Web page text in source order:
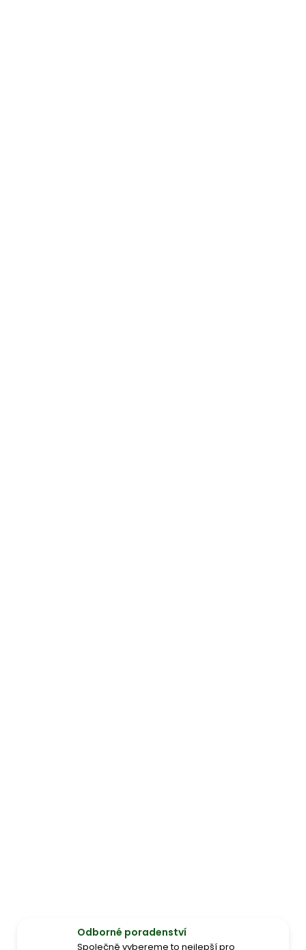
Odborné poradenství
Společně vybereme to nejlepší pro